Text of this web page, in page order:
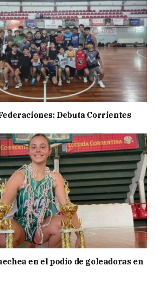
Debuta Corrientes
en el podio de goleadoras en